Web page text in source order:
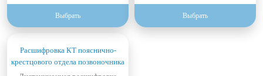
Выбрать Выбрать
Расшифровка КТ пояснично-
крестцового отдела позвоночника